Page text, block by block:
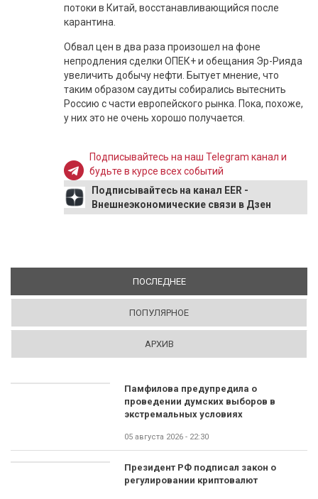
потоки в Китай, восстанавливающийся после
карантина.
Обвал цен в два раза произошел на фоне
непродления сделки ОПЕК+ и обещания Эр-Рияда
увеличить добычу нефти. Бытует мнение, что
таким образом саудиты собирались вытеснить
Россию с части европейского рынка. Пока, похоже,
у них это не очень хорошо получается.
Подписывайтесь на наш Telegram канал и
будьте в курсе всех событий
Подписывайтесь на канал EER -
Внешнеэкономические связи в Дзен
ПОСЛЕДНЕЕ(АКТИВНАЯ ВКЛАДКА)
ПОПУЛЯРНОЕ
АРХИВ
Памфилова предупредила о
проведении думских выборов в
экстремальных условиях
05 августа 2026 - 22:30
Президент РФ подписал закон о
регулировании криптовалют